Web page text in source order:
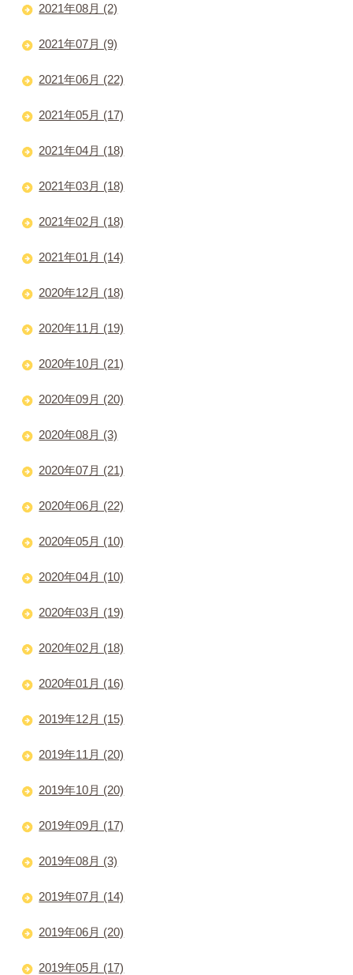
2021年08月 (2)
2021年07月 (9)
2021年06月 (22)
2021年05月 (17)
2021年04月 (18)
2021年03月 (18)
2021年02月 (18)
2021年01月 (14)
2020年12月 (18)
2020年11月 (19)
2020年10月 (21)
2020年09月 (20)
2020年08月 (3)
2020年07月 (21)
2020年06月 (22)
2020年05月 (10)
2020年04月 (10)
2020年03月 (19)
2020年02月 (18)
2020年01月 (16)
2019年12月 (15)
2019年11月 (20)
2019年10月 (20)
2019年09月 (17)
2019年08月 (3)
2019年07月 (14)
2019年06月 (20)
2019年05月 (17)